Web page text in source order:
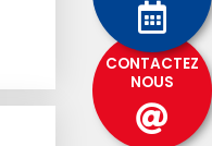
CONTACTEZ
NOUS